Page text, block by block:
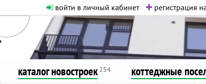
войти в личный кабинет регистрация
Никакого шок-контента.
как он помогает вам. Удачи!
каталог новостроек 254 коттеджные